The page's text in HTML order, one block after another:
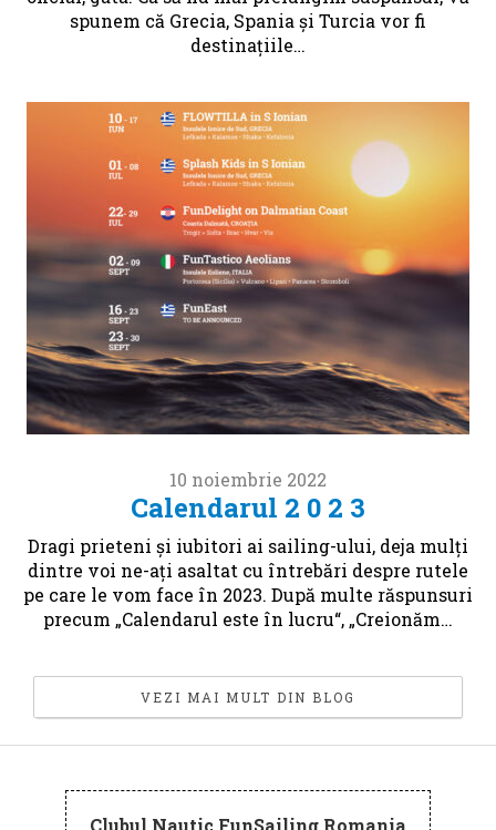
spunem că Grecia, Spania și Turcia vor fi
destinațiile…
10 noiembrie 2022
Calendarul 2 0 2 3
Dragi prieteni și iubitori ai sailing-ului, deja mulți
dintre voi ne-ați asaltat cu întrebări despre rutele
pe care le vom face în 2023. După multe răspunsuri
precum „Calendarul este în lucru“, „Creionăm…
VEZI MAI MULT DIN BLOG